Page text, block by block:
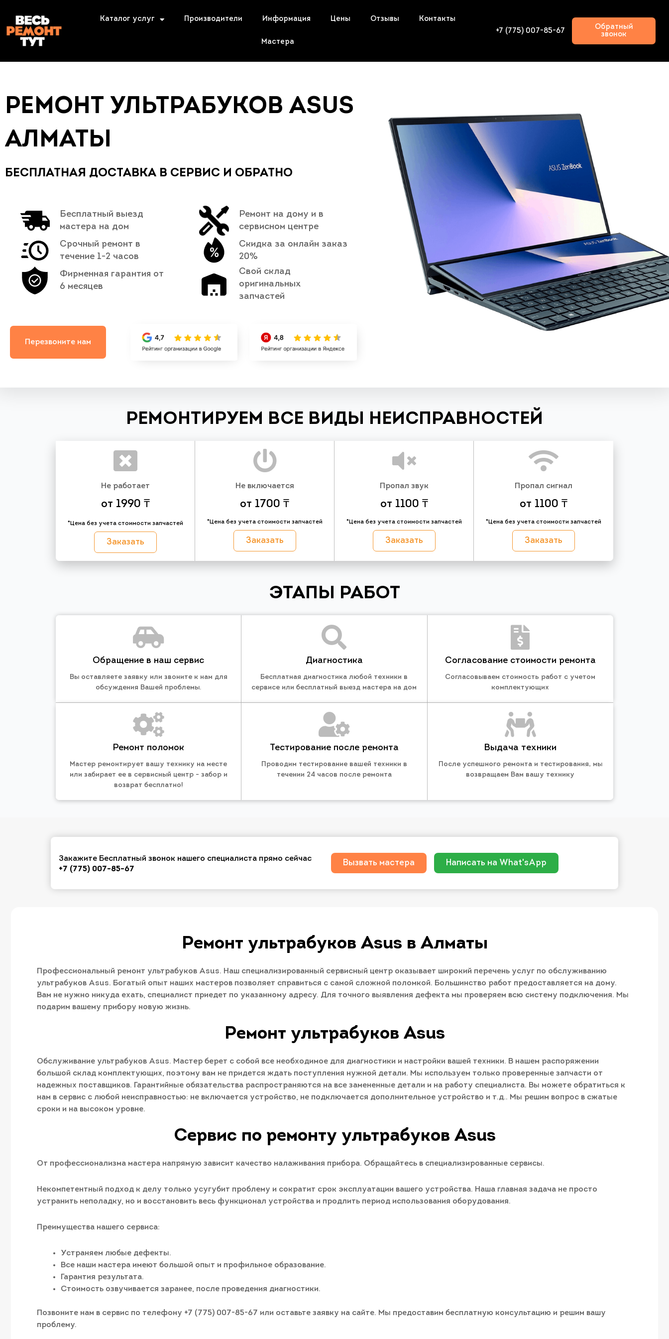
Каталог услуг Производители Информация Цены Отзывы Контакты
Мастера
+7 (775) 007-85-67
Обратный
звонок
РЕМОНТ УЛЬТРАБУКОВ ASUS
АЛМАТЫ
БЕСПЛАТНАЯ ДОСТАВКА В СЕРВИС И ОБРАТНО
Бесплатный выезд
мастера на дом
Срочный ремонт в
течение 1-2 часов
Фирменная гарантия от
6 месяцев
Ремонт на дому и в
сервисном центре
Скидка за онлайн заказ
20%
Свой склад
оригинальных
запчастей
Перезвоните нам
РЕМОНТИРУЕМ ВСЕ ВИДЫ НЕИСПРАВНОСТЕЙ
Не работает
от 1990 ₸
*Цена без учета стоимости запчастей
Заказать
Не включается
от 1700 ₸
*Цена без учета стоимости запчастей
Заказать
Пропал звук
от 1100 ₸
*Цена без учета стоимости запчастей
Заказать
Пропал сигнал
от 1100 ₸
*Цена без учета стоимости запчастей
Заказать
ЭТАПЫ РАБОТ
Обращение в наш сервис
Вы оставляете заявку или звоните к нам для
обсуждения Вашей проблемы.
Диагностика
Бесплатная диагностика любой техники в
сервисе или бесплатный выезд мастера на дом
Согласование стоимости ремонта
Согласовываем стоимость работ с учетом
комплектующих
Ремонт поломок
Мастер ремонтирует вашу технику на месте
или забирает ее в сервисный центр - забор и
возврат бесплатно!
Тестирование после ремонта
Проводим тестирование вашей техники в
течении 24 часов после ремонта
Выдача техники
После успешного ремонта и тестирования, мы
возвращаем Вам вашу технику
Закажите Бесплатный звонок нашего специалиста прямо сейчас
+7 (775) 007-85-67
Вызвать мастера Написать на What'sApp
Ремонт ультрабуков Asus в Алматы
Профессиональный ремонт ультрабуков Asus. Наш специализированный сервисный центр оказывает широкий перечень услуг по обслуживанию
ультрабуков Asus. Богатый опыт наших мастеров позволяет справиться с самой сложной поломкой. Большинство работ предоставляется на дому.
Вам не нужно никуда ехать, специалист приедет по указанному адресу. Для точного выявления дефекта мы проверяем всю систему подключения. Мы
подарим вашему прибору новую жизнь.
Ремонт ультрабуков Asus
Обслуживание ультрабуков Asus. Мастер берет с собой все необходимое для диагностики и настройки вашей техники. В нашем распоряжении
большой склад комплектующих, поэтому вам не придется ждать поступления нужной детали. Мы используем только проверенные запчасти от
надежных поставщиков. Гарантийные обязательства распространяются на все замененные детали и на работу специалиста. Вы можете обратиться к
нам в сервис с любой неисправностью: не включается устройство, не подключается дополнительное устройство и т.д.. Мы решим вопрос в сжатые
сроки и на высоком уровне.
Сервис по ремонту ультрабуков Asus
От профессионализма мастера напрямую зависит качество налаживания прибора. Обращайтесь в специализированные сервисы.
Некомпетентный подход к делу только усугубит проблему и сократит срок эксплуатации вашего устройства. Наша главная задача не просто
устранить неполадку, но и восстановить весь функционал устройства и продлить период использования оборудования.
Преимущества нашего сервиса:
Устраняем любые дефекты.
Все наши мастера имеют большой опыт и профильное образование.
Гарантия результата.
Стоимость озвучивается заранее, после проведения диагностики.
Позвоните нам в сервис по телефону +7 (775) 007-85-67 или оставьте заявку на сайте. Мы предоставим бесплатную консультацию и решим вашу
проблему.